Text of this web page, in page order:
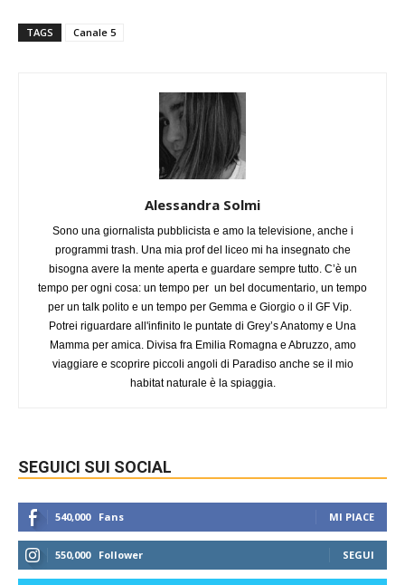
TAGS Canale 5
Alessandra Solmi
Sono una giornalista pubblicista e amo la televisione, anche i
programmi trash. Una mia prof del liceo mi ha insegnato che
bisogna avere la mente aperta e guardare sempre tutto. C’è un
tempo per ogni cosa: un tempo per un bel documentario, un tempo
per un talk polito e un tempo per Gemma e Giorgio o il GF Vip.
Potrei riguardare all'infinito le puntate di Grey’s Anatomy e Una
Mamma per amica. Divisa fra Emilia Romagna e Abruzzo, amo
viaggiare e scoprire piccoli angoli di Paradiso anche se il mio
habitat naturale è la spiaggia.
SEGUICI SUI SOCIAL
540,000 Fans MI PIACE
550,000 Follower SEGUI